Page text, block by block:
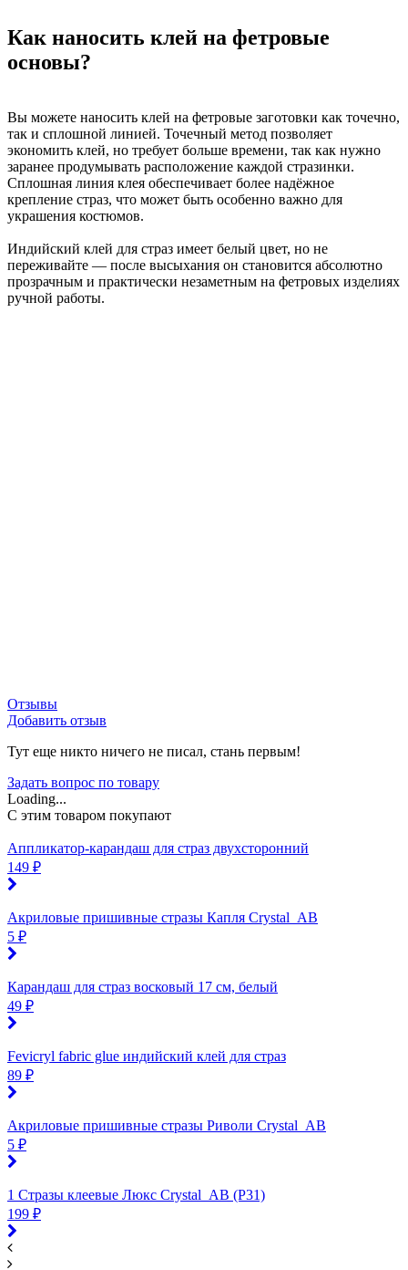
Как наносить клей на фетровые
основы?
Вы можете наносить клей на фетровые заготовки как точечно,
так и сплошной линией. Точечный метод позволяет
экономить клей, но требует больше времени, так как нужно
заранее продумывать расположение каждой стразинки.
Сплошная линия клея обеспечивает более надёжное
крепление страз, что может быть особенно важно для
украшения костюмов.
Индийский клей для страз имеет белый цвет, но не
переживайте — после высыхания он становится абсолютно
прозрачным и практически незаметным на фетровых изделиях
ручной работы.
Отзывы
Добавить отзыв
Тут еще никто ничего не писал, стань первым!
Задать вопрос по товару
Loading...
C этим товаром покупают
Аппликатор-карандаш для страз двухсторонний
149 ₽
Акриловые пришивные стразы Капля Crystal_AB
5 ₽
Карандаш для страз восковый 17 см, белый
49 ₽
Fevicryl fabric glue индийский клей для страз
89 ₽
Акриловые пришивные стразы Риволи Crystal_AB
5 ₽
1 Стразы клеевые Люкс Crystal_AB (P31)
199 ₽